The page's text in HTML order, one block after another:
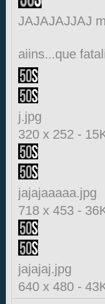
JAJAJAJJAJ
aiins...que
j.jpg
320 x 252 -
jajajaaaaa.jpg
718 x 453 -
jajajaj.jpg
640 x 480 -